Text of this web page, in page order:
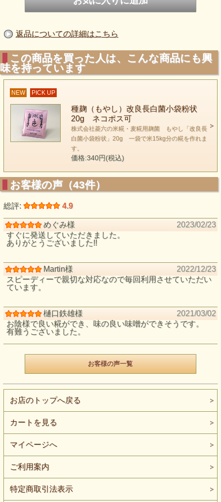
返品についての詳細はこちら
この商品を買った人は、こんな商品にも興
味を持っています
NEW PICK UP
種麹（もやし）改良長白菌小袋粉状
20g ネコポス可
株式会社菱六の米糀・麦糀用麹菌 もやし「改良長
白菌小袋粉状」20g 一袋で米15kg分の糀を作れま
す。
価格:340円(税込)
お客様の声（43件）
総評: 4.9
めぐみ様
2023/02/23
すぐに発送していただきました。
ありがとうございました!!
Martin様
2022/12/23
スピーディーで親切な対応なので毎回利用させていただい
ています。
樋口鉄雄様
2021/03/02
お陰様で良い糀ができ、味の良い味噌ができそうです。
有難うございました。
お客様の声一覧
お店のトップへ戻る
カートを見る
マイページへ
ご利用案内
特定商取引法表示